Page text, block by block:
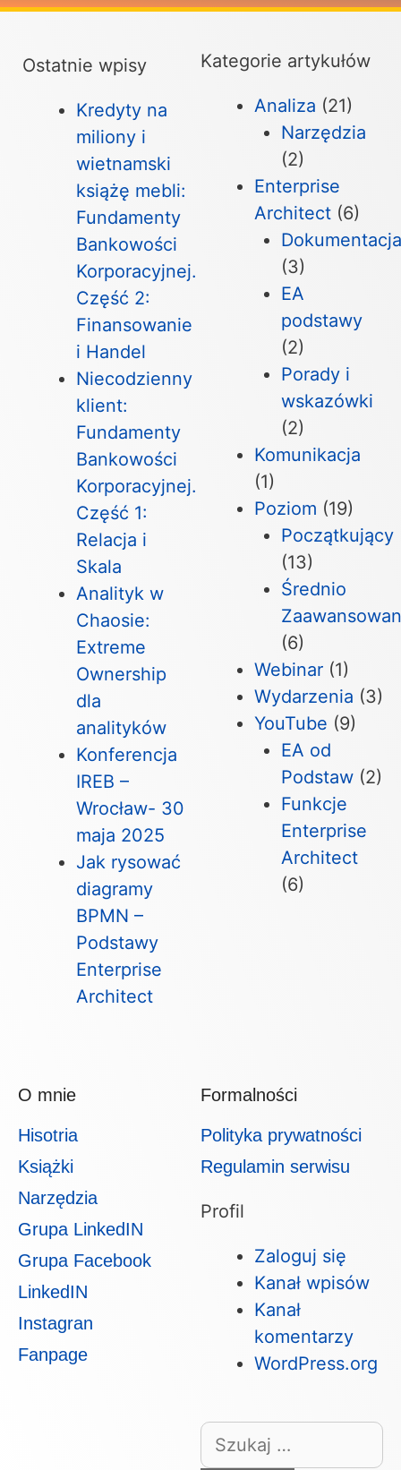
Ostatnie wpisy
Kredyty na
miliony i
wietnamski
książę mebli:
Fundamenty
Bankowości
Korporacyjnej.
Część 2:
Finansowanie
i Handel
Niecodzienny
klient:
Fundamenty
Bankowości
Korporacyjnej.
Część 1:
Relacja i
Skala
Analityk w
Chaosie:
Extreme
Ownership
dla
analityków
Konferencja
IREB –
Wrocław- 30
maja 2025
Jak rysować
diagramy
BPMN –
Podstawy
Enterprise
Architect
Kategorie artykułów
Analiza (21)
Narzędzia
(2)
Enterprise
Architect (6)
Dokumentacja
(3)
EA
podstawy
(2)
Porady i
wskazówki
(2)
Komunikacja
(1)
Poziom (19)
Początkujący
(13)
Średnio
(6)
Webinar (1)
Wydarzenia (3)
YouTube (9)
EA od
Podstaw (2)
Funkcje
Enterprise
Architect
(6)
O mnie
Hisotria
Książki
Narzędzia
Grupa LinkedIN
Grupa Facebook
LinkedIN
Instagran
Fanpage
Formalności
Polityka prywatności
Regulamin serwisu
Profil
Zaloguj się
Kanał wpisów
Kanał
komentarzy
WordPress.org